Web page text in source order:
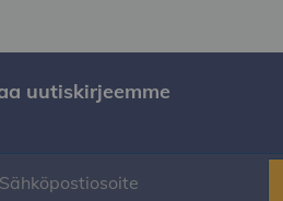
uutiskirjeemme